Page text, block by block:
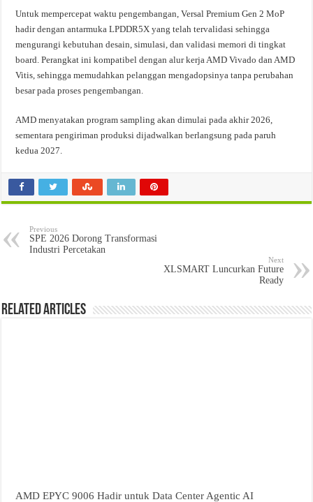
Untuk mempercepat waktu pengembangan, Versal Premium Gen 2 MoP
hadir dengan antarmuka LPDDR5X yang telah tervalidasi sehingga
mengurangi kebutuhan desain, simulasi, dan validasi memori di tingkat
board. Perangkat ini kompatibel dengan alur kerja AMD Vivado dan AMD
Vitis, sehingga memudahkan pelanggan mengadopsinya tanpa perubahan
besar pada proses pengembangan.
AMD menyatakan program sampling akan dimulai pada akhir 2026,
sementara pengiriman produksi dijadwalkan berlangsung pada paruh
kedua 2027.
Previous
SPE 2026 Dorong Transformasi
Industri Percetakan
Next
XLSMART Luncurkan Future
Ready
Related Articles
AMD EPYC 9006 Hadir untuk Data Center Agentic AI